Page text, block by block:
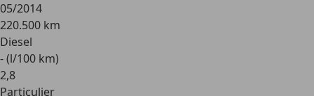
05/2014
220.500 km
Diesel
- (l/100 km)
2,8
Particulier